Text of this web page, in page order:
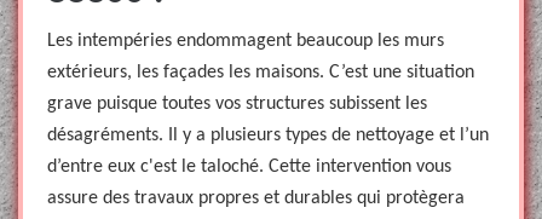
Les intempéries endommagent beaucoup les murs
extérieurs, les façades les maisons. C’est une situation
grave puisque toutes vos structures subissent les
désagréments. Il y a plusieurs types de nettoyage et l’un
d’entre eux c'est le taloché. Cette intervention vous
assure des travaux propres et durables qui protègera